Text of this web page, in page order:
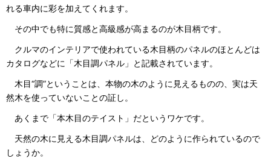
れる車内に彩を加えてくれます。
その中でも特に質感と高級感が高まるのが木目柄です。
クルマのインテリアで使われている木目柄のパネルのほとんどは
カタログなどに「木目調パネル」と記載されています。
木目“調”ということは、本物の木のように見えるものの、実は天
然木を使っていないことの証し。
あくまで「本木目のテイスト」だというワケです。
天然の木に見える木目調パネルは、どのように作られているので
しょうか。